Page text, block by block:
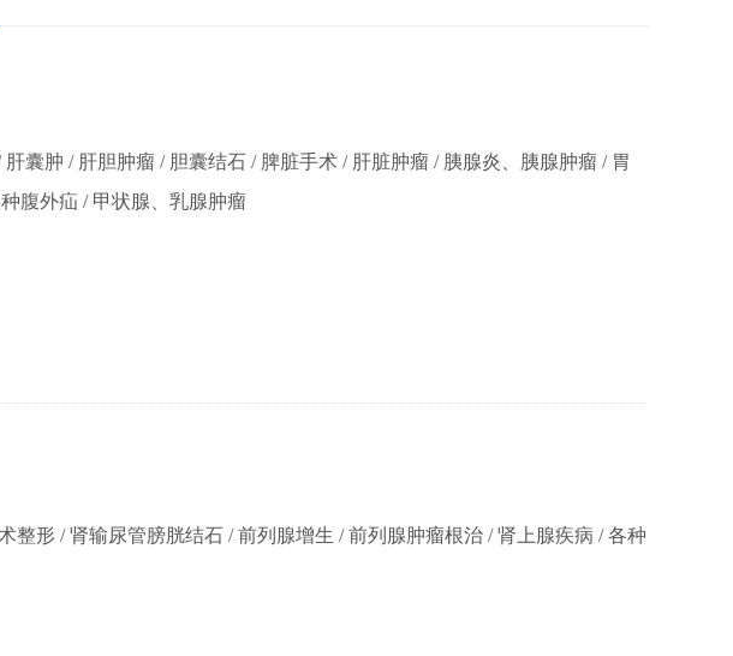
囊肿 / 肝胆肿瘤 / 胆囊结石 / 脾脏手术 / 肝脏肿瘤 / 胰腺炎、胰腺肿瘤 / 胃
腹外疝 / 甲状腺、乳腺肿瘤
整形 / 肾输尿管膀胱结石 / 前列腺增生 / 前列腺肿瘤根治 / 肾上腺疾病 / 各种